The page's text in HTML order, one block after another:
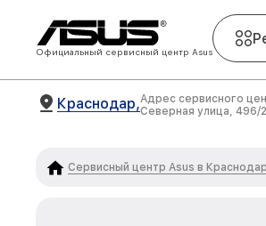
Официальный сервисный центр Asus
Краснодар,Адрес сервисного
Северная улица, 496/2
Сервисный центр Asus в